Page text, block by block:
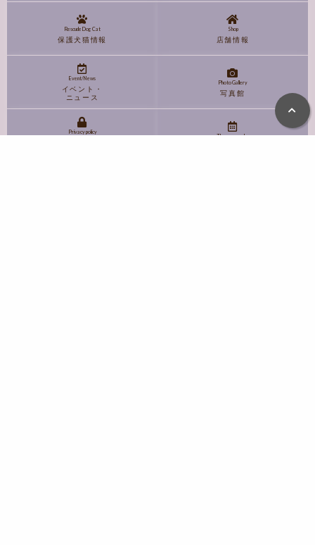
Rescude Dog Cat
保護犬猫情報
Shop
店舗情報
Event/News
イベント・
ニュース
Photo Gallery
写真館
Privacy policy
Three year plan